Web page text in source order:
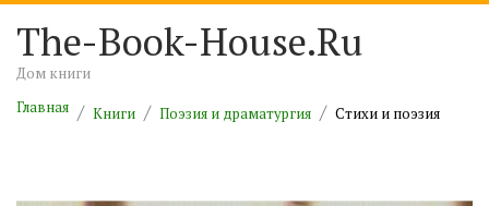
The-Book-House.Ru
Дом книги
Главная
Книги Поэзия и драматургия Cтихи и поэзия